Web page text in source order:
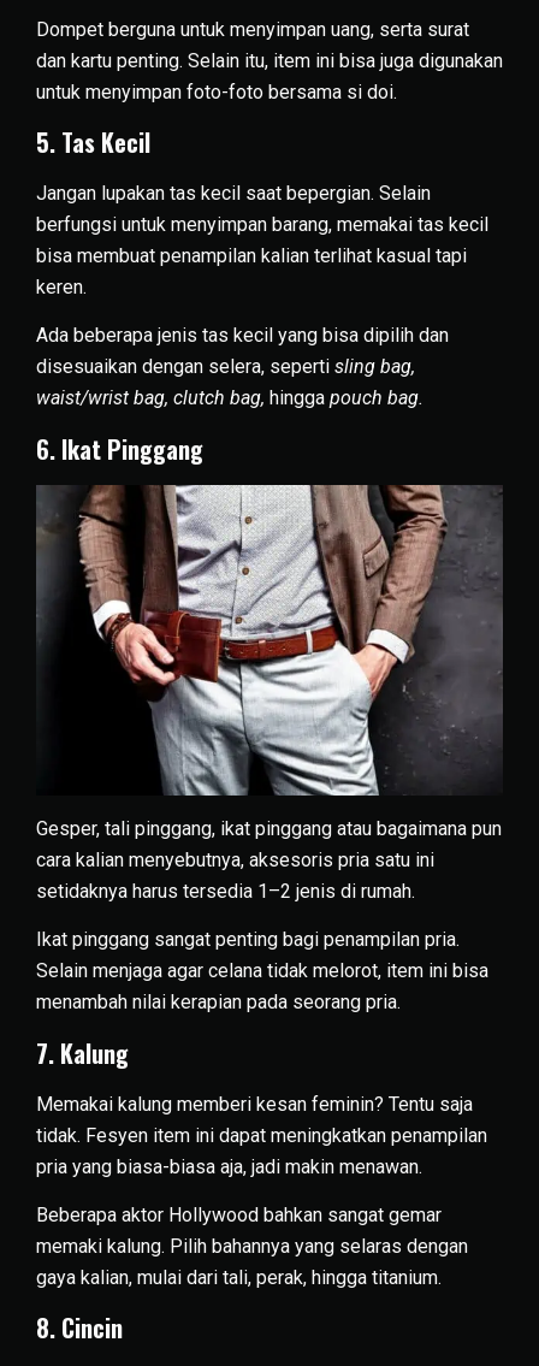
Dompet berguna untuk menyimpan uang, serta surat
dan kartu penting. Selain itu, item ini bisa juga digunakan
untuk menyimpan foto-foto bersama si doi.
5. Tas Kecil
Jangan lupakan tas kecil saat bepergian. Selain
berfungsi untuk menyimpan barang, memakai tas kecil
bisa membuat penampilan kalian terlihat kasual tapi
keren.
Ada beberapa jenis tas kecil yang bisa dipilih dan
disesuaikan dengan selera, seperti sling bag,
waist/wrist bag, clutch bag, hingga pouch bag.
6. Ikat Pinggang
Gesper, tali pinggang, ikat pinggang atau bagaimana pun
cara kalian menyebutnya, aksesoris pria satu ini
setidaknya harus tersedia 1–2 jenis di rumah.
Ikat pinggang sangat penting bagi penampilan pria.
Selain menjaga agar celana tidak melorot, item ini bisa
menambah nilai kerapian pada seorang pria.
7. Kalung
Memakai kalung memberi kesan feminin? Tentu saja
tidak. Fesyen item ini dapat meningkatkan penampilan
pria yang biasa-biasa aja, jadi makin menawan.
Beberapa aktor Hollywood bahkan sangat gemar
memaki kalung. Pilih bahannya yang selaras dengan
gaya kalian, mulai dari tali, perak, hingga titanium.
8. Cincin